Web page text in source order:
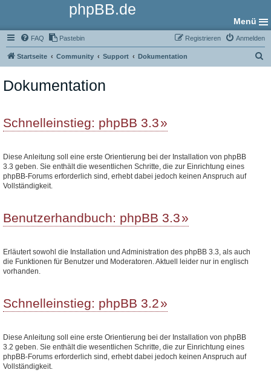
phpBB.de
Menü
FAQ Pastebin Anmelden
Registrieren
Startseite Community Support Dokumentation
Dokumentation
Schnelleinstieg: phpBB 3.3
Diese Anleitung soll eine erste Orientierung bei der Installation von phpBB
3.3 geben. Sie enthält die wesentlichen Schritte, die zur Einrichtung eines
phpBB-Forums erforderlich sind, erhebt dabei jedoch keinen Anspruch auf
Vollständigkeit.
Benutzerhandbuch: phpBB 3.3
Erläutert sowohl die Installation und Administration des phpBB 3.3, als auch
die Funktionen für Benutzer und Moderatoren. Aktuell leider nur in englisch
vorhanden.
Schnelleinstieg: phpBB 3.2
Diese Anleitung soll eine erste Orientierung bei der Installation von phpBB
3.2 geben. Sie enthält die wesentlichen Schritte, die zur Einrichtung eines
phpBB-Forums erforderlich sind, erhebt dabei jedoch keinen Anspruch auf
Vollständigkeit.